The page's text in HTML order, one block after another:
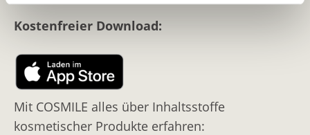
Kostenfreier Download:
Mit COSMILE alles über Inhaltsstoffe
kosmetischer Produkte erfahren: